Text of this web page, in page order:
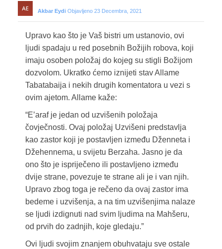
Akbar Eydi Objavljeno 23 Decembra, 2021
Upravo kao što je Vaš bistri um ustanovio, ovi
ljudi spadaju u red posebnih Božijih robova, koji
imaju osoben položaj do kojeg su stigli Božijom
dozvolom. Ukratko ćemo iznijeti stav Allame
Tabatabaija i nekih drugih komentatora u vezi s
ovim ajetom. Allame kaže:
“E’araf je jedan od uzvišenih položaja
čovječnosti. Ovaj položaj Uzvišeni predstavlja
kao zastor koji je postavljen između Dženneta i
Džehennema, u svijetu Berzaha. Jasno je da
ono što je ispriječeno ili postavljeno između
dvije strane, povezuje te strane ali je i van njih.
Upravo zbog toga je rečeno da ovaj zastor ima
bedeme i uzvišenja, a na tim uzvišenjima nalaze
se ljudi izdignuti nad svim ljudima na Mahšeru,
od prvih do zadnjih, koje gledaju.”
Ovi ljudi svojim znanjem obuhvataju sve ostale